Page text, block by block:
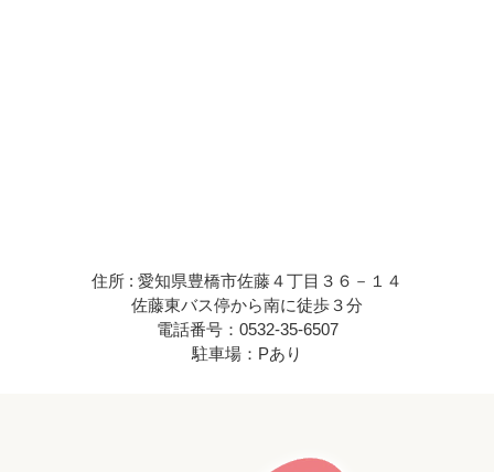
住所 : 愛知県豊橋市佐藤４丁目３６－１４
佐藤東バス停から南に徒歩３分
電話番号：0532-35-6507
駐車場：Pあり